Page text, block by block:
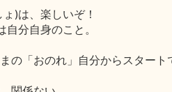
)は、楽しいぞ！
自分自身のこと。
の「おのれ」自分からスタート